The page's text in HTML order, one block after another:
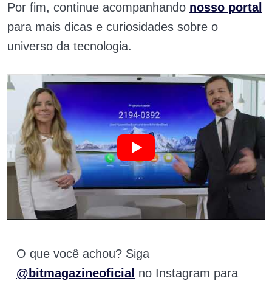
Por fim, continue acompanhando nosso portal
para mais dicas e curiosidades sobre o
universo da tecnologia.
O que você achou? Siga
@bitmagazineoficial no Instagram para